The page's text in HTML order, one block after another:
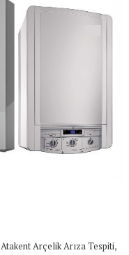
Atakent Arçelik Arıza Tespiti,